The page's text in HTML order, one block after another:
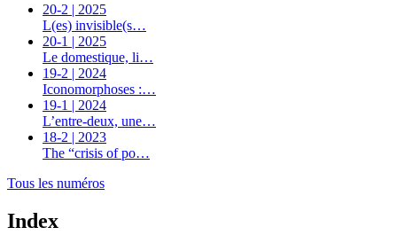
20-2 | 2025
L(es) invisible(s…
20-1 | 2025
Le domestique, li…
19-2 | 2024
Iconomorphoses :…
19-1 | 2024
L’entre-deux, une…
18-2 | 2023
The “crisis of po…
Tous les numéros
Index